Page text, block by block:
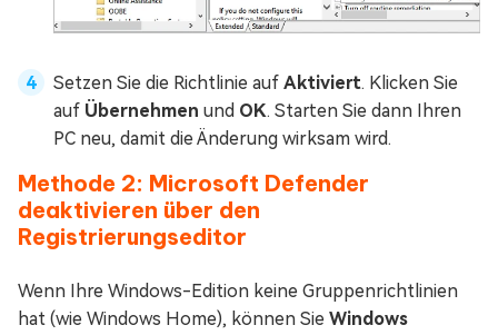
Setzen Sie die Richtlinie auf Aktiviert. Klicken Sie
auf Übernehmen und OK. Starten Sie dann Ihren
PC neu, damit die Änderung wirksam wird.
Methode 2: Microsoft Defender
deaktivieren über den
Registrierungseditor
Wenn Ihre Windows-Edition keine Gruppenrichtlinien
hat (wie Windows Home), können Sie Windows